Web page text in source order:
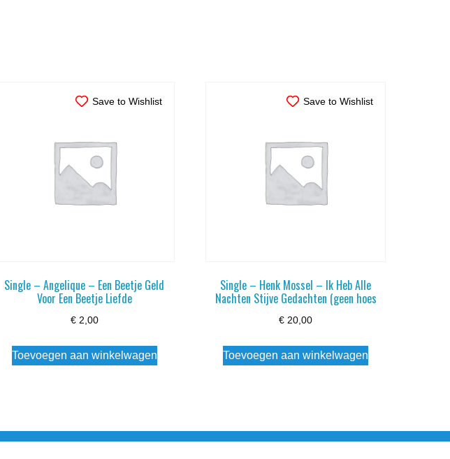
Save to Wishlist
Single – Angelique – Een Beetje Geld
Voor Een Beetje Liefde
€2,00
Toevoegen aan winkelwagen
Save to Wishlist
Single – Henk Mossel – Ik Heb Alle
Nachten Stijve Gedachten (geen hoes
€ 20,00
Toevoegen aan winkelwagen